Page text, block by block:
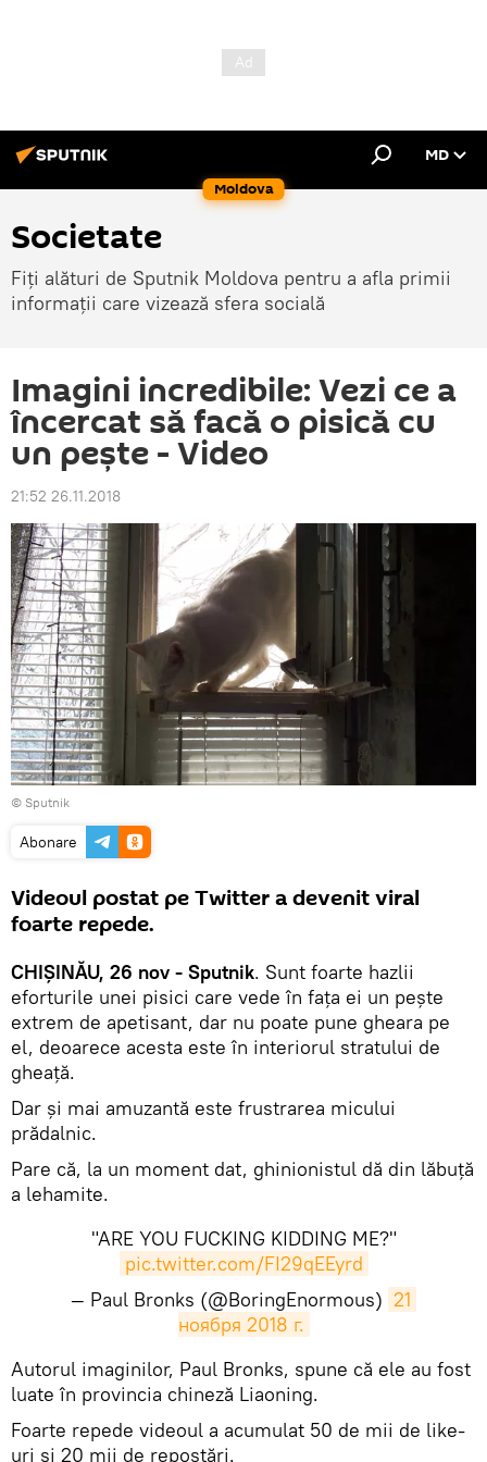
Moldova
MD
Societate
Fiți alături de Sputnik Moldova pentru a afla primii
informații care vizează sfera socială
Imagini incredibile: Vezi ce a
încercat să facă o pisică cu
un pește - Video
21:52 26.11.2018
© Sputnik
Abonare
Videoul postat pe Twitter a devenit viral
foarte repede.
CHIȘINĂU, 26 nov - Sputnik. Sunt foarte hazlii
eforturile unei pisici care vede în fața ei un pește
extrem de apetisant, dar nu poate pune gheara pe
el, deoarece acesta este în interiorul stratului de
gheață.
Dar și mai amuzantă este frustrarea micului
prădalnic.
Pare că, la un moment dat, ghinionistul dă din lăbuță
a lehamite.
"ARE YOU FUCKING KIDDING ME?"
pic.twitter.com/FI29qEEyrd
— Paul Bronks (@BoringEnormous) 21
ноября 2018 г.
​Autorul imaginilor, Paul Bronks, spune că ele au fost
luate în provincia chineză Liaoning.
Foarte repede videoul a acumulat 50 de mii de like-
uri și 20 mii de repostări.